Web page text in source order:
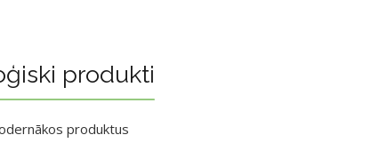
produkti
produktus